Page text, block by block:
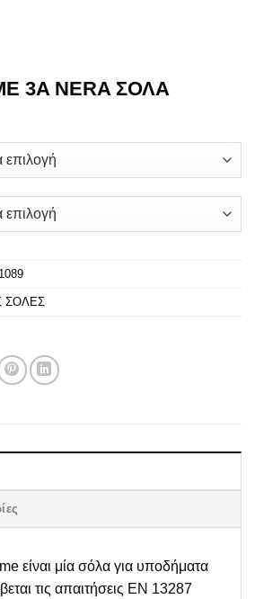
3A NERA ΣΟΛΑ
ΣΟΛΕΣ
είναι μία σόλα για υποδήματα
τις απαιτήσεις EN 13287